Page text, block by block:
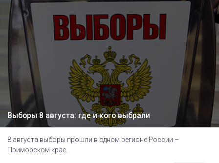
Выборы 8 августа: где и кого выбрали
8 августа выборы прошли в одном регионе России –
Приморском крае.